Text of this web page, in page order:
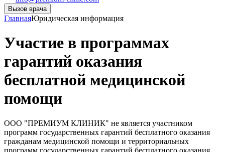
Вызов врача
ГлавнаяЮридическая информация
Участие в программах
гарантий оказания
бесплатной медицинской
помощи
ООО "ПРЕМИУМ КЛИНИК" не является участником
программ государственных гарантий бесплатного оказания
гражданам медицинской помощи и территориальных
программ государственных гарантий бесплатного оказания